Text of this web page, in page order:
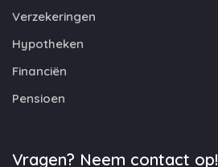
Verzekeringen
Hypotheken
Financiën
Pensioen
Vragen? Neem contact op!